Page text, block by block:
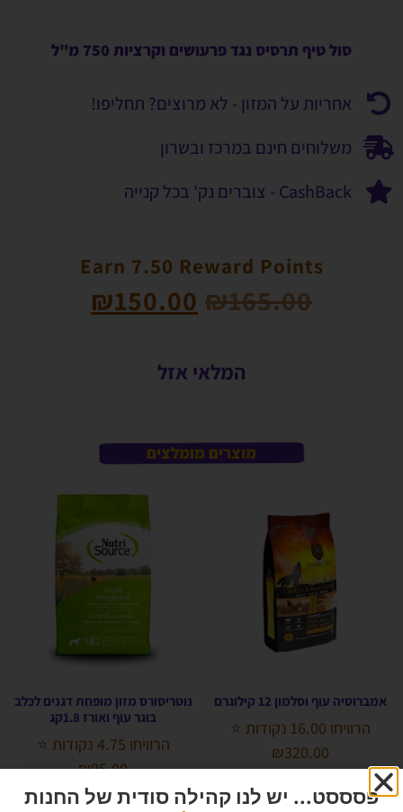
סול טיף תרסיס נגד פרעושים וקרציות 750 מ"ל
אחריות על המזון - לא מרוצים? תחליפו!
משלוחים חינם במרכז ובשרון
CashBack - צוברים נק' בכל קנייה
Earn 7.50 Reward Points
₪165.00
₪150.00
המלאי אזל
מוצרים מומלצים
אמברוסיה עוף וסלמון 12 קילוגרם
הרוויחו 16.00 נקודות ⭐
₪320.00
הוספה לסל
נוטריסורס מזון מופחת דגנים לכלב
בוגר עוף ואורז 1.8קג
הרוויחו 4.75 נקודות ⭐
₪95.00
הוספה לסל
פסססט... יש לנו קהילה סודית של החנות